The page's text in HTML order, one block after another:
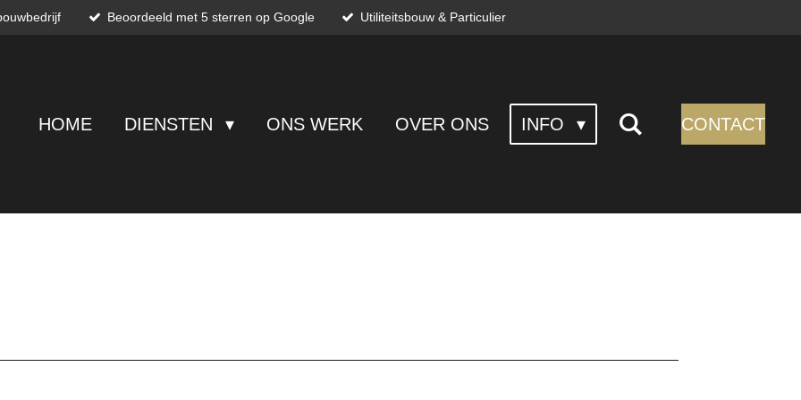
Beoordeeld met 5 sterren op Google Utiliteitsbouw & Particulier
HOME DIENSTEN ONS WERK OVER ONS INFO CONTACT